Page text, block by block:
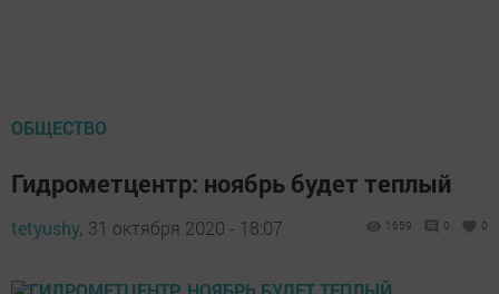
ОБЩЕСТВО
Гидрометцентр: ноябрь будет теплый
tetyushy, 31 октября 2020 - 18:07 1659 0 0